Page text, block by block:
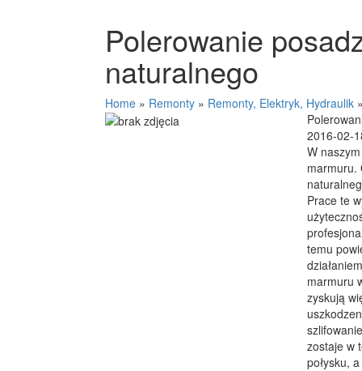
Polerowanie
naturalnego
Home » Remonty » Remonty, Elektryk, Hydraulik
2016-02-
W
marmuru.
Prace te
temu
marmuru
zyskują
zostaje w
połysku,